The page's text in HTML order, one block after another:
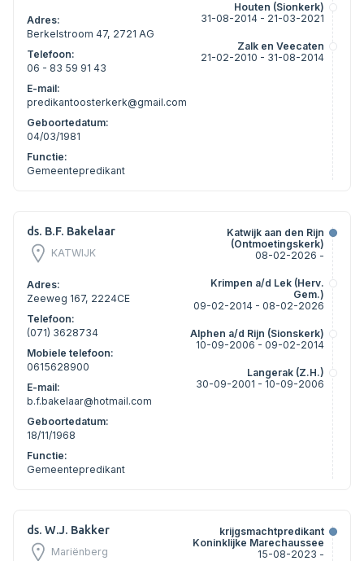
Adres:
Berkelstroom 47, 2721 AG
Telefoon:
06 - 83 59 91 43
E-mail:
predikantoosterkerk@gmail.com
Geboortedatum:
04/03/1981
Functie:
Gemeentepredikant
Houten (Sionkerk)
31-08-2014 - 21-03-2021
Zalk en Veecaten
21-02-2010 - 31-08-2014
ds. B.F. Bakelaar
KATWIJK
Adres:
Zeeweg 167, 2224CE
Telefoon:
(071) 3628734
Mobiele telefoon:
0615628900
E-mail:
b.f.bakelaar@hotmail.com
Geboortedatum:
18/11/1968
Functie:
Gemeentepredikant
Katwijk aan den Rijn
(Ontmoetingskerk)
08-02-2026 -
Krimpen a/d Lek (Herv.
Gem.)
09-02-2014 - 08-02-2026
Alphen a/d Rijn (Sionskerk)
10-09-2006 - 09-02-2014
Langerak (Z.H.)
30-09-2001 - 10-09-2006
ds. W.J. Bakker
Mariënberg
krijgsmachtpredikant
Koninklijke Marechaussee
15-08-2023 -